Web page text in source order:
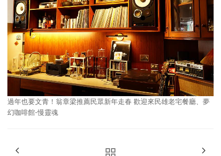
過年也要文青！翁章梁推薦民眾新年走春 歡迎來民雄老宅餐廳、夢
幻咖啡館-慢靈魂